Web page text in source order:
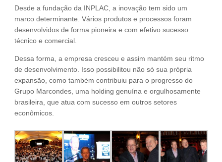
Desde a fundação da INPLAC, a inovação tem sido um
marco determinante. Vários produtos e processos foram
desenvolvidos de forma pioneira e com efetivo sucesso
técnico e comercial.
Dessa forma, a empresa cresceu e assim mantém seu ritmo
de desenvolvimento. Isso possibilitou não só sua própria
expansão, como também contribuiu para o progresso do
Grupo Marcondes, uma holding genuína e orgulhosamente
brasileira, que atua com sucesso em outros setores
econômicos.